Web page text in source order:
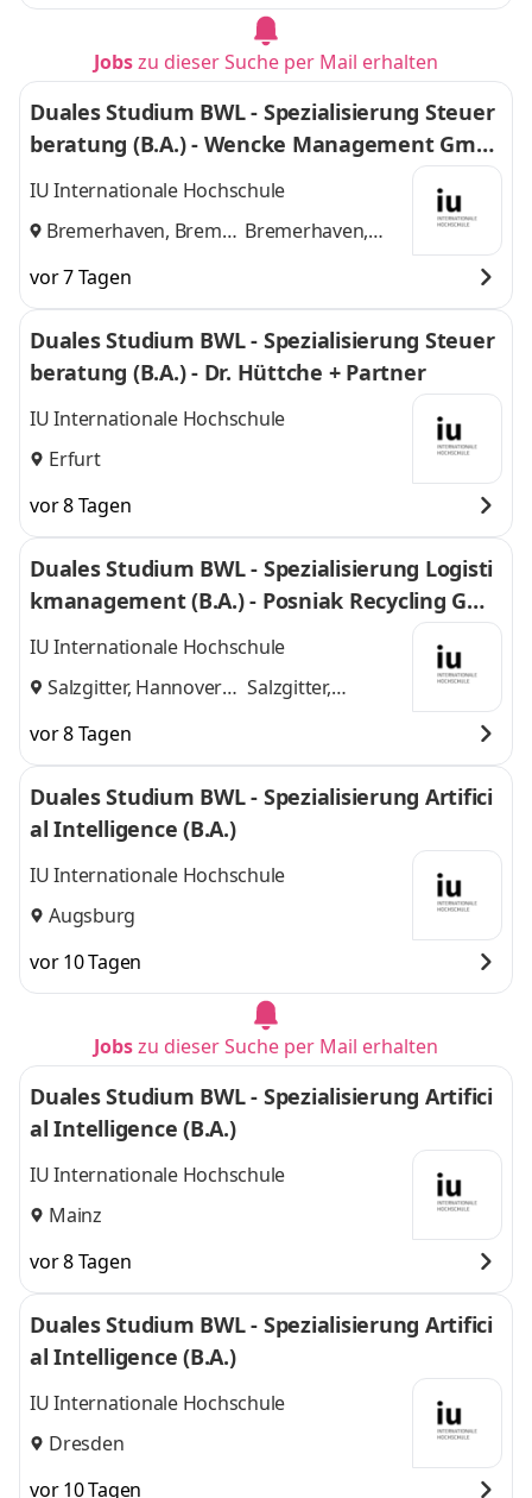
Jobszu dieser Suche per Mail erhalten
Duales Studium BWL - Spezialisierung Steuer
beratung (B.A.) - Wencke Management Gmb
H
IU Internationale Hochschule
Bremerhaven, Bremen Bremerhaven,
vor 7 Tagen
Duales Studium BWL - Spezialisierung Steuer
beratung (B.A.) - Dr. Hüttche + Partner
IU Internationale Hochschule
Erfurt
vor 8 Tagen
Duales Studium BWL - Spezialisierung Logisti
kmanagement (B.A.) - Posniak Recycling Gmb
H
IU Internationale Hochschule
Salzgitter, Hannover
Salzgitter,
vor 8 Tagen
Duales Studium BWL - Spezialisierung Artifici
al Intelligence (B.A.)
IU Internationale Hochschule
Augsburg
vor 10 Tagen
Jobszu dieser Suche per Mail erhalten
Duales Studium BWL - Spezialisierung Artifici
al Intelligence (B.A.)
IU Internationale Hochschule
Mainz
vor 8 Tagen
Duales Studium BWL - Spezialisierung Artifici
al Intelligence (B.A.)
IU Internationale Hochschule
Dresden
vor 10 Tagen